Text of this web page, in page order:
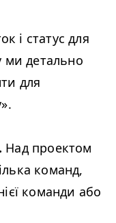
і статус для
ми детально
для
Над проектом
команд,
команди або